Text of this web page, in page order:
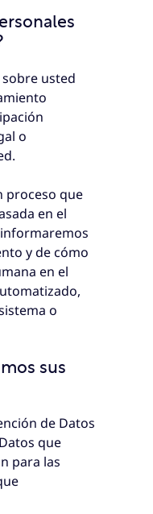
usted
o
proceso que
en el
y de cómo
en el
o
sus
de Datos
que
para las